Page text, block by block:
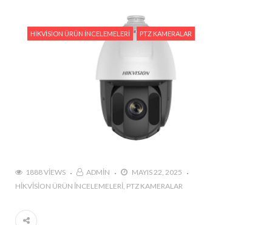
#Hikvision AI Teknolojileri ile Güvenlikte Yeni
#Yapay Zeka Destekli Kamera Sistemlerinin
#Hikvision Akıllı Video İzleme: Özellikler ve
HIKVISION ÜRÜN İNCELEMELERI PTZ KAMERALAR
1888 VIEWS ADMIN
MAYIS 22, 2025
HIKVISION ÜRÜN İNCELEMELERI PTZ KAMERALAR